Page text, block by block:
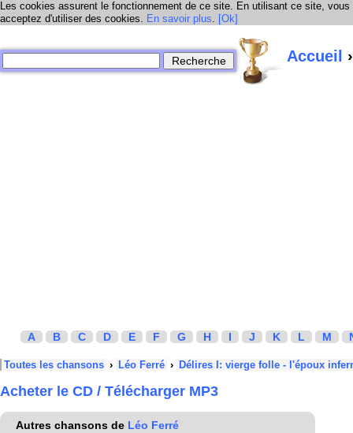
Les cookies assurent le fonctionnement de ce site. En utilisant ce site, vous
acceptez d'utiliser des cookies. En savoir plus. [Ok]
Accueil
A B C D E F G H I J K L M
Toutes les chansons › Léo Ferré › Délires I: vierge folle - l'époux
Acheter le CD / Télécharger MP3
Autres chansons de Léo Ferré